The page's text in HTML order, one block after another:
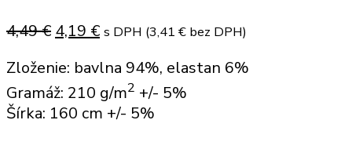
4,49€ Original
was:
4,49 €.
4,19 €Current
is:
4,19 €.
s DPH (3,41 € bez DPH)
Zloženie: bavlna 94%, elastan 6%
Gramáž: 210 g/m2 +/- 5%
Šírka: 160 cm +/- 5%